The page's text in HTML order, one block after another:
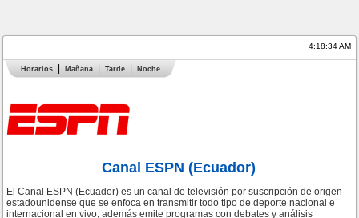
4:18:34 AM
Horarios Mañana Tarde Noche
Canal ESPN (Ecuador)
El Canal ESPN (Ecuador) es un canal de televisión por suscripción de origen
estadounidense que se enfoca en transmitir todo tipo de deporte nacional e
internacional en vivo, además emite programas con debates y análisis